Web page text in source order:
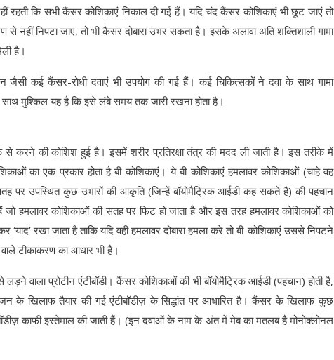
रहती कि सभी कैंसर कोशिकाएं निकाल दी गई हैं। यदि चंद कैंसर कोशिकाएं भी छूट जाएं तो
नहीं निपटा जाए, तो भी कैंसर दोबारा उभर सकता है। इसके अलावा अति शक्तिशाली गामा
है।
जैसी कई कैंसर-रोधी दवाएं भी उपयोग की गई हैं। कई चिकित्सकों ने दवा के साथ गामा
मुश्किल यह है कि इसे लंबे समय तक जारी रखना होता है।
करने की कोशिश हुई है। इसमें शरीर प्रतिरक्षा तंत्र की मदद ली जाती है। इस तरीके में
का एक प्रकार होता है बी-कोशिकाएं। ये बी-कोशिकाएं हमलावर कोशिकाओं (चाहे वह
सतह पर उपस्थित कुछ उभारों की आकृति (जिन्हें बॉयोमैट्रिक आईडी कह सकते हैं) की पहचान
जो हमलावर कोशिकाओं की सतह पर फिट हो जाता है और इस तरह हमलावर कोशिकाओं को
रखा जाता है ताकि यदि वही हमलावर दोबारा हमला करे तो बी-कोशिकाएं उससे निपटने
टीकाकरण का आधार भी है।
वाला प्रोटीन एंटीबॉडी। कैंसर कोशिकाओं की भी बॉयोमैट्रिक आईडी (पहचान) होती है,
के खिलाफ तैयार की गई एंटीबॉडीज़ के सिद्धांत पर आधारित है। कैंसर के खिलाफ कुछ
काफी इस्तेमाल की जाती हैं। (इन दवाओं के नाम के अंत में मेब का मतलब है मोनोक्लोनल